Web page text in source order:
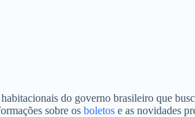
do governo brasileiro que
sobre os boletos e as novidades